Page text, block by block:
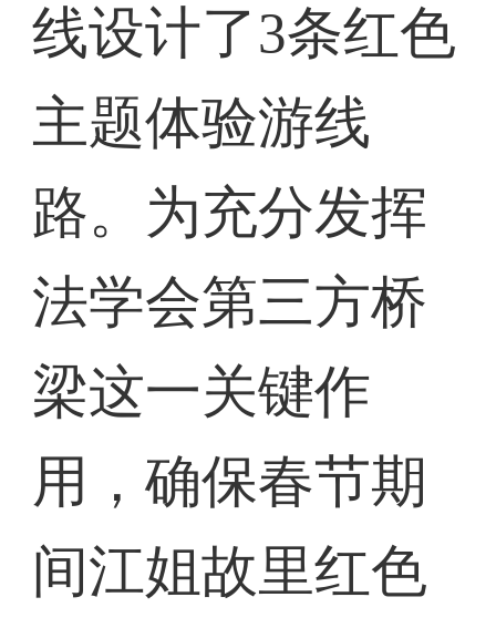
线设计了3条红色
主题体验游线
路。为充分发挥
法学会第三方桥
梁这一关键作
用，确保春节期
间江姐故里红色